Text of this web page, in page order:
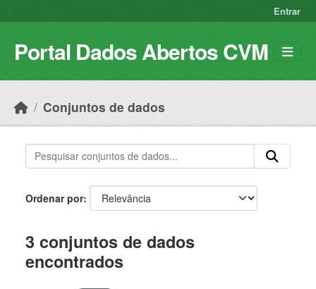
Entrar
Portal Dados Abertos CVM
Conjuntos de dados
Ordenar por
3 conjuntos de dados
encontrados